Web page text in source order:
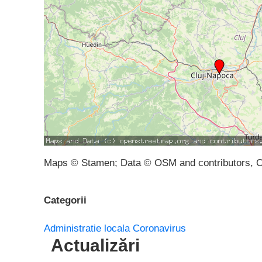
Maps © Stamen; Data © OSM and contributors,
Categorii
Administratie locala Coronavirus
Actualizări